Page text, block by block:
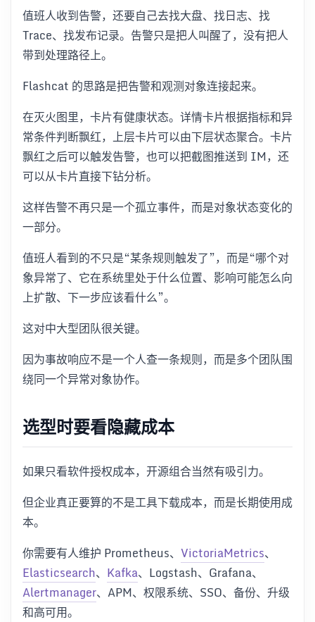
值班人收到告警，还要自己去找大盘、找日志、找
Trace、找发布记录。告警只是把人叫醒了，没有把人
带到处理路径上。
Flashcat 的思路是把告警和观测对象连接起来。
在灭火图里，卡片有健康状态。详情卡片根据指标和异
常条件判断飘红，上层卡片可以由下层状态聚合。卡片
飘红之后可以触发告警，也可以把截图推送到 IM，还
可以从卡片直接下钻分析。
这样告警不再只是一个孤立事件，而是对象状态变化的
一部分。
值班人看到的不只是“某条规则触发了”，而是“哪个对
象异常了、它在系统里处于什么位置、影响可能怎么向
上扩散、下一步应该看什么”。
这对中大型团队很关键。
因为事故响应不是一个人查一条规则，而是多个团队围
绕同一个异常对象协作。
选型时要看隐藏成本
如果只看软件授权成本，开源组合当然有吸引力。
但企业真正要算的不是工具下载成本，而是长期使用成
本。
你需要有人维护 Prometheus、 VictoriaMetrics、
Elasticsearch、 Kafka、Logstash、Grafana、
Alertmanager、APM、权限系统、SSO、备份、升级
和高可用。